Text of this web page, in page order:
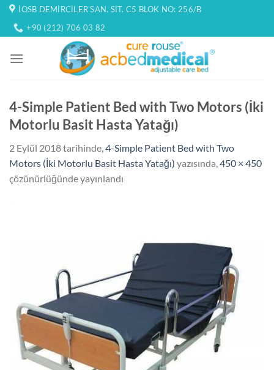
İçeriğe
atla
İOSB DEMIRCILER SAN. SIT. C5 BLOK NO: 256/B
+90 (212) 706 03 82
4-Simple Patient Bed with Two Motors (İki
Motorlu Basit Hasta Yatağı)
2 Eylül 2018tarihinde,4-Simple Patient Bed with Two
Motors (İki Motorlu Basit Hasta Yatağı) yazısında,450 × 450
çözünürlüğünde yayınlandı